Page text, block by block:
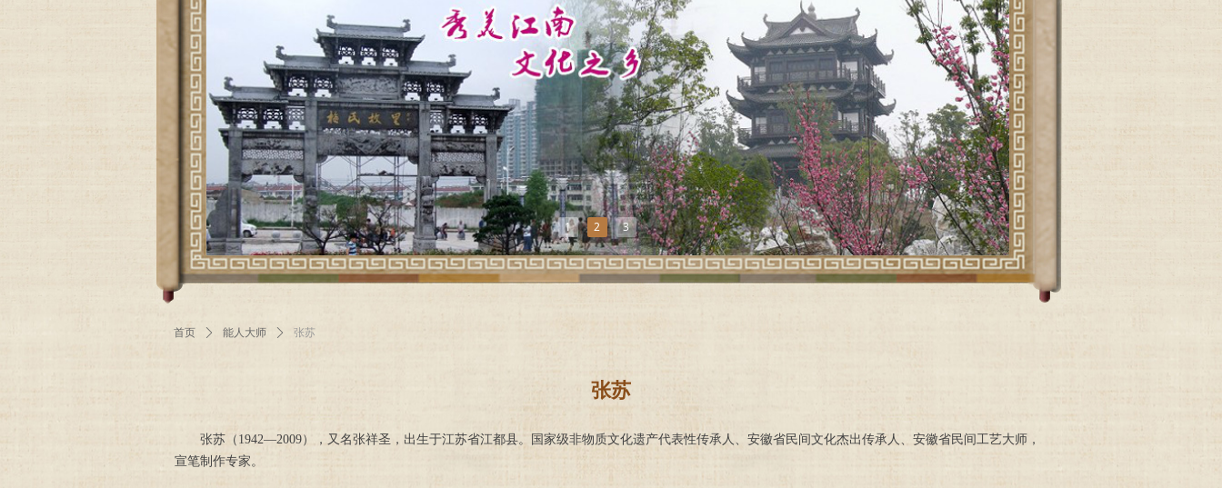
1 2 3
首页 ꄲ 能人大师 ꄲ 张苏
张苏
张苏（1942—2009），又名张祥圣，出生于江苏省江都县。国家级非物质文化遗产代表性传承人、安徽省民间文化杰出传承人、安徽省民间工艺大师，
宣笔制作专家。